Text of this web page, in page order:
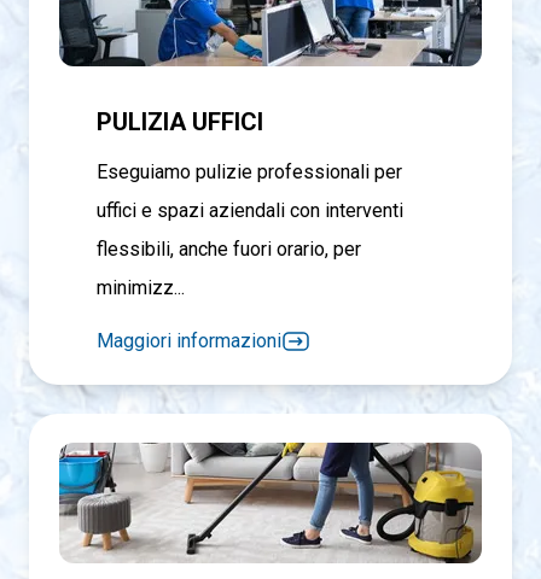
PULIZIA UFFICI
Eseguiamo pulizie professionali per
uffici e spazi aziendali con interventi
flessibili, anche fuori orario, per
minimizz...
Maggiori informazioni